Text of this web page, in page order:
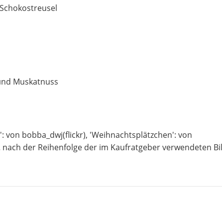
Muskatnuss
von bobba_dwj(flickr), 'Weihnachtsplätzchen': von
der Reihenfolge der im Kaufratgeber verwendeten